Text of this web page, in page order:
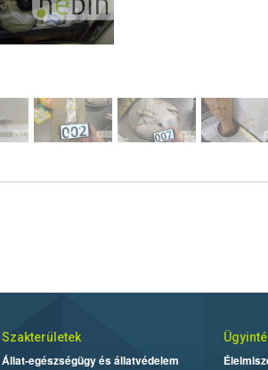
Szakterületek
Állat-egészségügy és állatvédelem